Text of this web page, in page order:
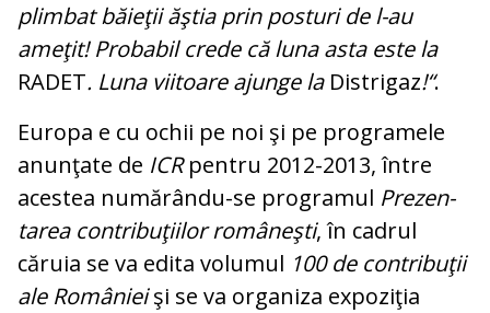
plimbat băieţii ăştia prin posturi de l-au
ameţit! Pro­babil crede că luna asta este la
RADET. Luna viitoare ajunge la Distrigaz!“.
Europa e cu ochii pe noi şi pe pro­gramele
anunţate de ICRpen­tru 2012-2013, între
acestea nu­mărându-se programul Pre­zen­
tarea contribuţiilor româ­neşti, în ca­drul
căruia se va edi­ta vo­lu­mul 100 de contribuţii
ale Ro­mâ­nieişi se va organiza ex­po­ziţia